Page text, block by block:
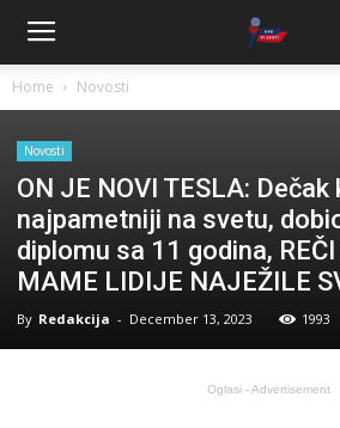
Home Novosti
Novosti
ON JE NOVI TESLA: Dečak
najpametniji na svetu,
diplomu sa 11 godina, REČI
MAME LIDIJE NAJEŽILE
By Redakcija - December 13, 2023 1993
Oglasi - Advertisement